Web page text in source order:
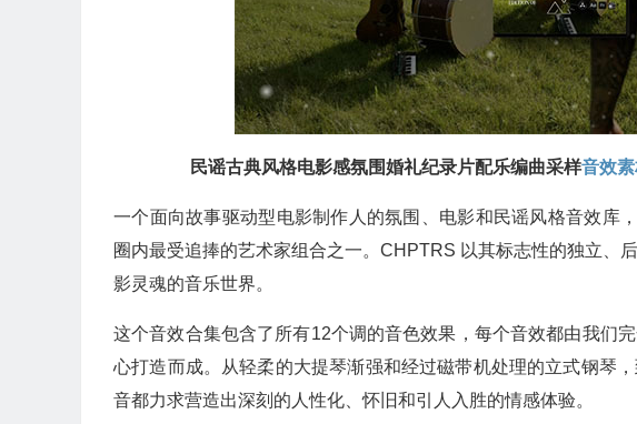
民谣古典风格电影感氛围婚礼纪录片配乐编曲采样音效
一个面向故事驱动型电影制作人的氛围、电影和民谣风格音效库
圈内最受追捧的艺术家组合之一。CHPTRS 以其标志性的独立、
影灵魂的音乐世界。
这个音效合集包含了所有12个调的音色效果，每个音效都由我们
心打造而成。从轻柔的大提琴渐强和经过磁带机处理的立式钢琴
音都力求营造出深刻的人性化、怀旧和引人入胜的情感体验。